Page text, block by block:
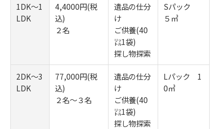
1DK～1
LDK
4,4000円(税
込)
２名
遺品の仕分
け
ご供養(40
㍑1袋)
探し物探索
Sパック
５㎥
2DK～3
LDK
77,000円(税
込)
２名～３名
遺品の仕分
け
ご供養(40
㍑1袋)
探し物探索
Lパック 1
0㎥